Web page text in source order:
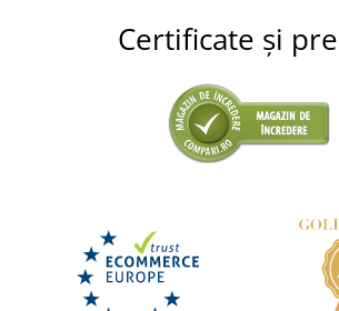
Certificate și